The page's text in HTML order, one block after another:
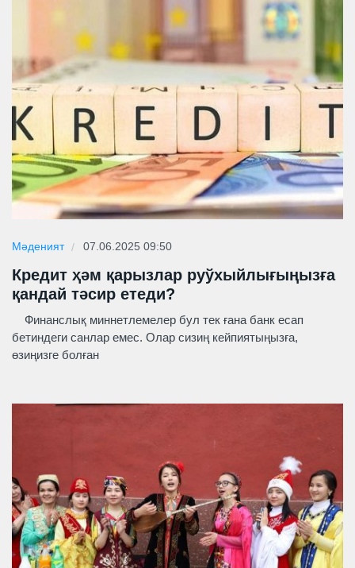
Мәденият 07.06.2025 09:50
Кредит ҳәм қарызлар руўхыйлығыңызға
қандай тәсир етеди?
Финанслық миннетлемелер бул тек ғана банк есап
бетиндеги санлар емес. Олар сизиң кейпиятыңызға,
өзиңизге болған